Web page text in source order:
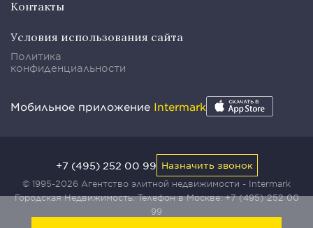
Контакты
Условия использования сайта
Политика
конфиденциальности
Мобильное приложение Intermark
© 1995-2026 Агентство элитной недвижимости - Intermark
Городская Недвижимость. Телефон в Москве:+7 (495) 252 00
99
+7 (495) 252 00 99 Назначить звонок